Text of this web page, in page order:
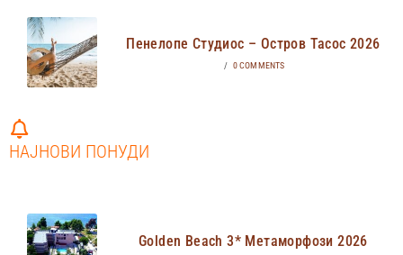
Пенелопе Студиос – Остров Тасос 2026
/ 0 COMMENTS
НАЈНОВИ ПОНУДИ
Golden Beach 3* Метаморфози 2026